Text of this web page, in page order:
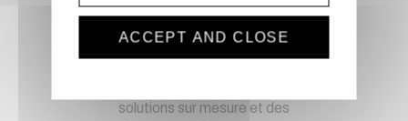
demandes techniques et devis
à notre service clients par mail.
Notre équipe d'experts est
solutions sur mesure et des
ACCEPT AND CLOSE